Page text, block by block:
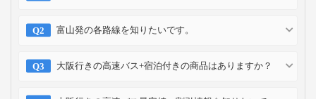
富山発の各路線を知りたいです。
大阪行きの高速バス+宿泊付きの商品はありますか？